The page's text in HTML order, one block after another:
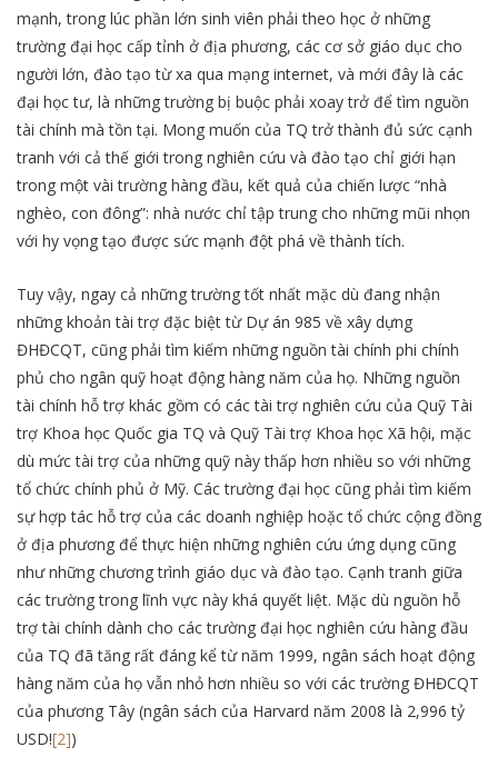
mạnh, trong lúc phần lớn sinh viên phải theo học ở những
trường đại học cấp tỉnh ở địa phương, các cơ sở giáo dục cho
người lớn, đào tạo từ xa qua mạng internet, và mới đây là các
đại học tư, là những trường bị buộc phải xoay trở để tìm nguồn
tài chính mà tồn tại. Mong muốn của TQ trở thành đủ sức cạnh
tranh với cả thế giới trong nghiên cứu và đào tạo chỉ giới hạn
trong một vài trường hàng đầu, kết quả của chiến lược “nhà
nghèo, con đông”: nhà nước chỉ tập trung cho những mũi nhọn
với hy vọng tạo được sức mạnh đột phá về thành tích.
Tuy vậy, ngay cả những trường tốt nhất mặc dù đang nhận
những khoản tài trợ đặc biệt từ Dự án 985 về xây dựng
ĐHĐCQT, cũng phải tìm kiếm những nguồn tài chính phi chính
phủ cho ngân quỹ hoạt động hàng năm của họ. Những nguồn
tài chính hỗ trợ khác gồm có các tài trợ nghiên cứu của Quỹ Tài
trợ Khoa học Quốc gia TQ và Quỹ Tài trợ Khoa học Xã hội, mặc
dù mức tài trợ của những quỹ này thấp hơn nhiều so với những
tổ chức chính phủ ở Mỹ. Các trường đại học cũng phải tìm kiếm
sự hợp tác hỗ trợ của các doanh nghiệp hoặc tổ chức cộng đồng
ở địa phương để thực hiện những nghiên cứu ứng dụng cũng
như những chương trình giáo dục và đào tạo. Cạnh tranh giữa
các trường trong lĩnh vực này khá quyết liệt. Mặc dù nguồn hỗ
trợ tài chính dành cho các trường đại học nghiên cứu hàng đầu
của TQ đã tăng rất đáng kể từ năm 1999, ngân sách hoạt động
hàng năm của họ vẫn nhỏ hơn nhiều so với các trường ĐHĐCQT
của phương Tây (ngân sách của Harvard năm 2008 là 2,996 tỷ
USD![2])